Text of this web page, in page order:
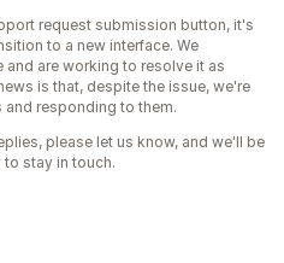
request submission button, it's
to a new interface. We
are working to resolve it as
is that, despite the issue, we're
responding to them.
please let us know, and we'll be
stay in touch.